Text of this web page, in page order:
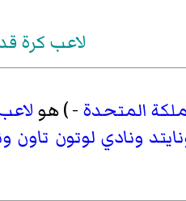
لاعب كرة
المتحدة - ) هو
ونادي لوتون تاون